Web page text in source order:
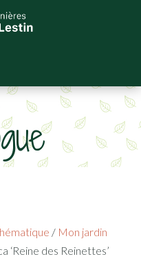
/ Mon jardin
‘Reine des Reinettes’